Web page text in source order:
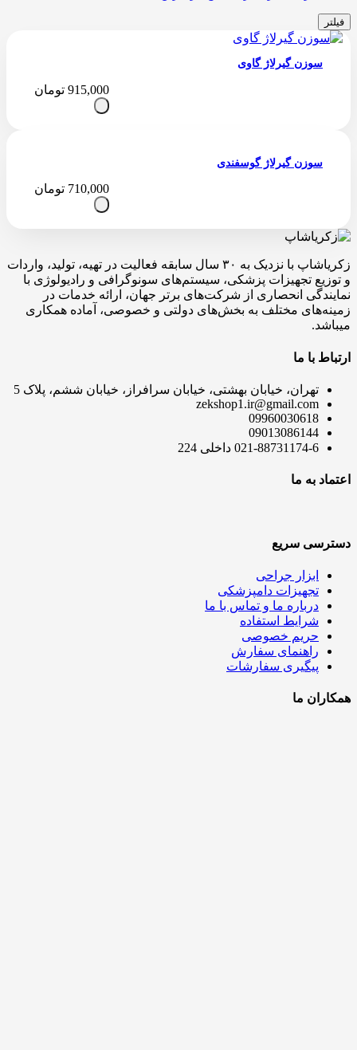
فیلتر
سوزن گیرلاژ گاوی
915,000 تومان
سوزن گیرلاژ گوسفندی
710,000 تومان
زکریاشاپ با نزدیک به ۳۰ سال سابقه فعالیت در تهیه، تولید، واردات
و توزیع تجهیزات پزشکی، سیستم‌های سونوگرافی و رادیولوژی با
نمایندگی انحصاری از شرکت‌های برتر جهان، ارائه خدمات در
زمینه‌های مختلف به بخش‌های دولتی و خصوصی، آماده همکاری
میباشد.
ارتباط با ما
تهران، خیابان بهشتی، خیابان سرافراز، خیابان ششم، پلاک 5
zekshop1.ir@gmail.com
09960030618
09013086144
021-88731174-6 داخلی 224
اعتماد به ما
دسترسی سریع
ابزار جراحی
تجهیزات دامپزشکی
درباره ما و تماس با ما
شرایط استفاده
حریم خصوصی
راهنمای سفارش
پیگیری سفارشات
همکاران ما